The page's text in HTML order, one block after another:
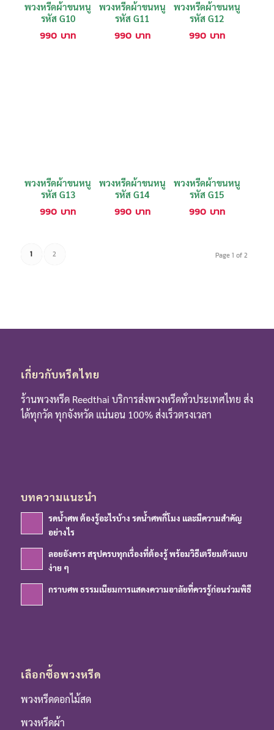
พวงหรีดผ้าขนหนู
รหัส G10
990 บาท
พวงหรีดผ้าขนหนู
รหัส G11
990 บาท
พวงหรีดผ้าขนหนู
รหัส G12
990 บาท
พวงหรีดผ้าขนหนู
รหัส G13
990 บาท
พวงหรีดผ้าขนหนู
รหัส G14
990 บาท
พวงหรีดผ้าขนหนู
รหัส G15
990 บาท
Page 1 of 2
1 2
เกี่ยวกับหรีดไทย
ร้านพวงหรีด Reedthai บริการส่งพวงหรีดทั่วประเทศไทย ส่ง
ได้ทุกวัด ทุกจังหวัด แน่นอน 100% ส่งเร็วตรงเวลา
บทความแนะนำ
รดน้ำศพ ต้องรู้อะไรบ้าง รดน้ำศพกี่โมง และมีความสำคัญ
อย่างไร
ลอยอังคาร สรุปครบทุกเรื่องที่ต้องรู้ พร้อมวิธีเตรียมตัวแบบ
ง่าย ๆ
กราบศพ ธรรมเนียมการแสดงความอาลัยที่ควรรู้ก่อนร่วมพิธี
เลือกซื้อพวงหรีด
พวงหรีดดอกไม้สด
พวงหรีดผ้า